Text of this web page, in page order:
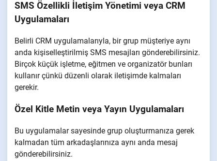
SMS Özellikli İletişim Yönetimi veya CRM
Uygulamaları
Belirli CRM uygulamalarıyla, bir grup müşteriye aynı
anda kişiselleştirilmiş SMS mesajları gönderebilirsiniz.
Birçok küçük işletme, eğitmen ve organizatör bunları
kullanır çünkü düzenli olarak iletişimde kalmaları
gerekir.
Özel Kitle Metin veya Yayın Uygulamaları
Bu uygulamalar sayesinde grup oluşturmanıza gerek
kalmadan tüm arkadaşlarınıza aynı anda mesaj
gönderebilirsiniz.